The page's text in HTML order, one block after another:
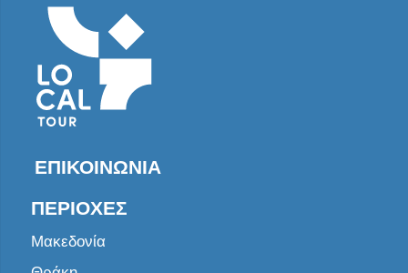
ΕΠΙΚΟΙΝΩΝΊΑ
ΠΕΡΙΟΧΈΣ
Μακεδονία